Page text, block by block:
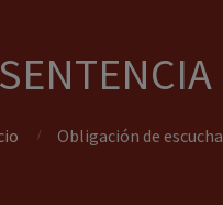
Obligación de